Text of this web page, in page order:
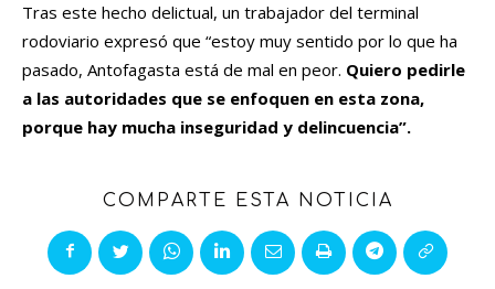
Tras este hecho delictual, un trabajador del terminal
rodoviario expresó que “estoy muy sentido por lo que ha
pasado, Antofagasta está de mal en peor. Quiero pedirle
a las autoridades que se enfoquen en esta zona,
porque hay mucha inseguridad y delincuencia”.
COMPARTE ESTA NOTICIA